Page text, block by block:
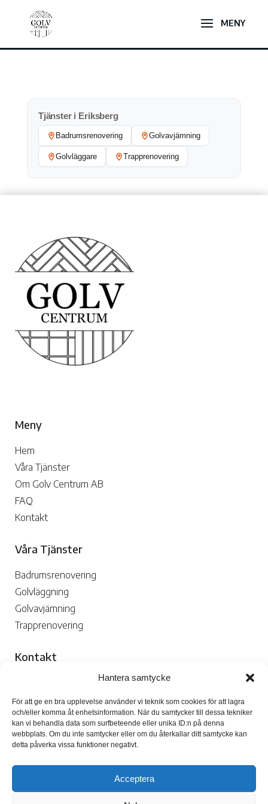
Hantera samtycke
För att ge en bra upplevelse använder vi teknik som cookies för att lagra
och/eller komma åt enhetsinformation. När du samtycker till dessa tekniker
kan vi behandla data som surfbeteende eller unika ID:n på denna
webbplats. Om du inte samtycker eller om du återkallar ditt samtycke kan
detta påverka vissa funktioner negativt.
Acceptera
Tjänster i Eriksberg
Badrumsrenovering Golvavjämning
Golvläggare Trapprenovering
Meny
Hem
Våra Tjänster
Om Golv Centrum AB
FAQ
Kontakt
Våra Tjänster
Badrumsrenovering
Golvläggning
Golvavjämning
Trapprenovering
Kontakt
 070-109 29 02